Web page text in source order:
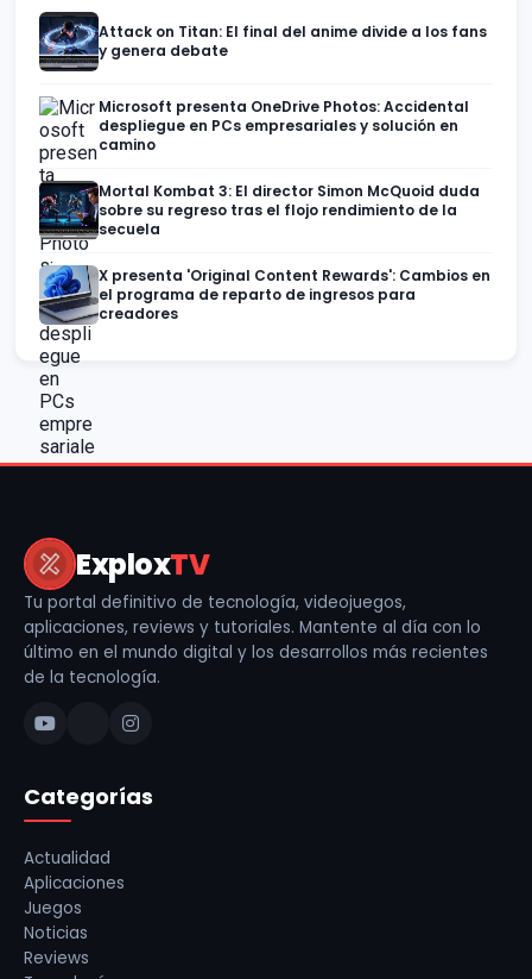
Attack on Titan: El final del anime divide a los fans
y genera debate
Microsoft presenta OneDrive Photos: Accidental
despliegue en PCs empresariales y solución en
camino
Mortal Kombat 3: El director Simon McQuoid duda
sobre su regreso tras el flojo rendimiento de la
secuela
X presenta 'Original Content Rewards': Cambios en
el programa de reparto de ingresos para
creadores
ExploxTV
Tu portal definitivo de tecnología, videojuegos,
aplicaciones, reviews y tutoriales. Mantente al día con lo
último en el mundo digital y los desarrollos más recientes
de la tecnología.
Categorías
Actualidad
Aplicaciones
Juegos
Noticias
Reviews